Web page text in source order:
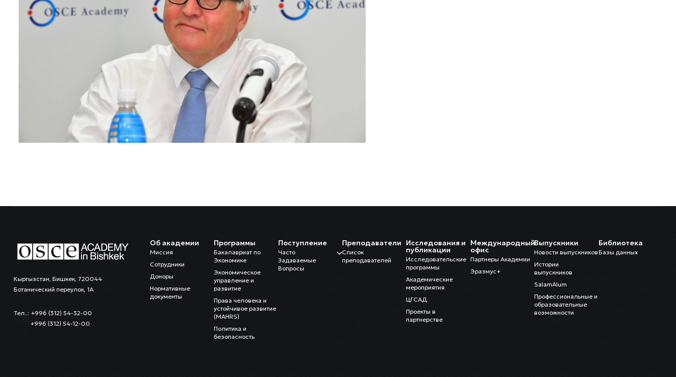
Кыргызстан, Бишкек, 720044
Ботанический переулок, 1А
Тел..: +996 (312) 54-32-00
+996 (312) 54-12-00
Об академии
Миссия
Сотрудники
Доноры
Нормативные
документы
Программы
Бакалавриат по
Экономике
Экономическое
управление и
развитие
Права человека и
устойчивое развитие
(MAHRS)
Политика и
безопасность
Поступление
Часто
Задаваемые
Вопросы
Преподаватели
Список
преподавателей
Исследования и
публикации
Исследовательские
программы
Академические
мероприятия
ЦГСАД
Проекты в
партнерстве
Международный
офис
Партнеры Академии
Эразмус+
Выпускники
Новости выпускников
Истории
выпускников
SalamAlum
Профессиональные и
образовательные
возможности
Библиотека
Базы данных